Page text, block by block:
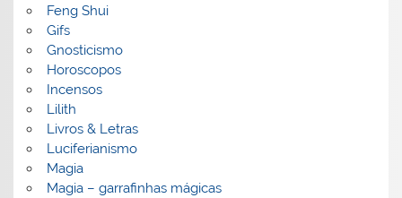
Feng Shui
Gifs
Gnosticismo
Horoscopos
Incensos
Lilith
Livros & Letras
Luciferianismo
Magia
Magia – garrafinhas mágicas